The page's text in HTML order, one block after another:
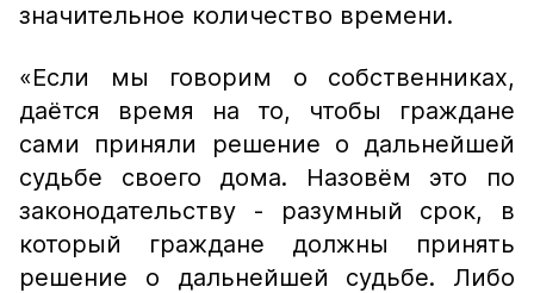
значительное количество времени.
«Если мы говорим о собственниках,
даётся время на то, чтобы граждане
сами приняли решение о дальнейшей
судьбе своего дома. Назовём это по
законодательству - разумный срок, в
который граждане должны принять
решение о дальнейшей судьбе. Либо